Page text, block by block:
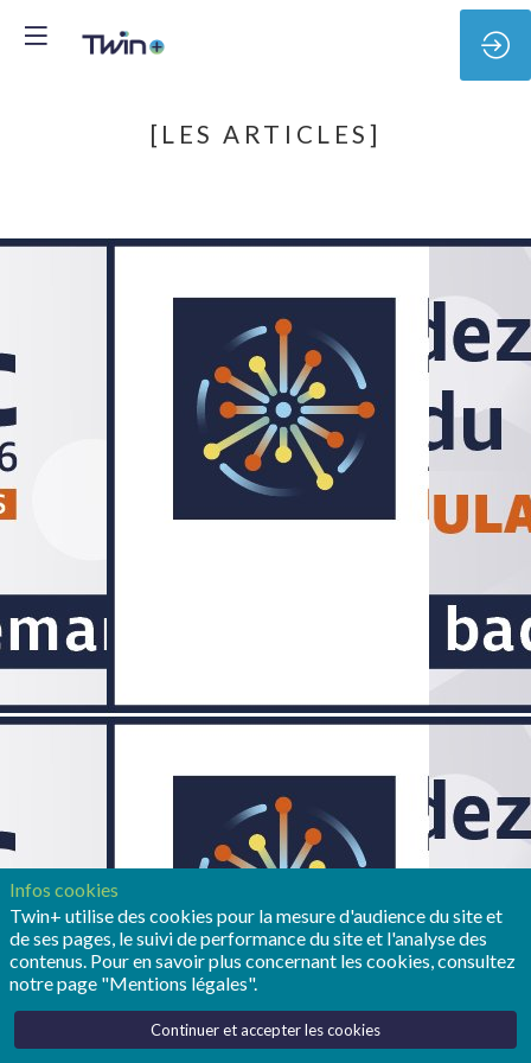
[LES ARTICLES]
Infos cookies
Twin+ utilise des cookies pour la mesure d'audience du site et
de ses pages, le suivi de performance du site et l'analyse des
contenus. Pour en savoir plus concernant les cookies, consultez
notre page "Mentions légales".
Continuer et accepter les cookies